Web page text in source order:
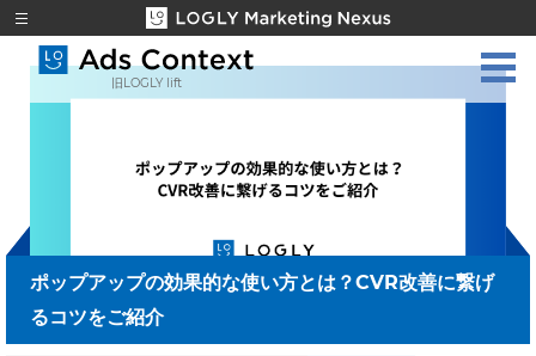
旧LOGLY lift
ポップアップの効果的な使い方とは？CVR改善に繋げ
るコツをご紹介